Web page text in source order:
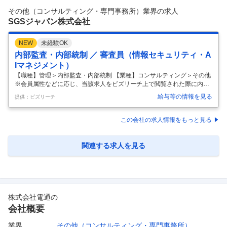
―― ご自身のスキルや志向性に合わせて、裁量を持って以下の業務に取
り組んでいただけます。 ・SLI/SLOの策定と、それに基づく
その他（コンサルティング・専門事務所）業界の求人
SGSジャパン株式会社
NEW 未経験OK
内部監査・内部統制 ／ 審査員（情報セキュリティ・A
Iマネジメント）
【職種】管理＞内部監査・内部統制 【業種】コンサルティング＞その他
※会員属性などに応じ、当該求人をビズリーチ上で閲覧された際に内容
が異なる場合があります ▍はじめに 審査員の概要 審査員は、これまで
の現場経験を活かし、クライアント企業の安全や品質が基準を満たして
いるかを第三者の立場で確認する仕事です。 現場を知っているからこ
そ、実態に即した視点で課題を見つけ、改善を支援できます。 所属企業
を支える側」として活かせる専門職です。 手厚い研修体制があるため、
今の実務経験がそのまま最大の武器になります。 世界最大級の機関で一
提供：ビズリーチ 給与等の情報を見る
この会社の求人情報をもっと見る
関連する求人を見る
株式会社電通の
会社概要